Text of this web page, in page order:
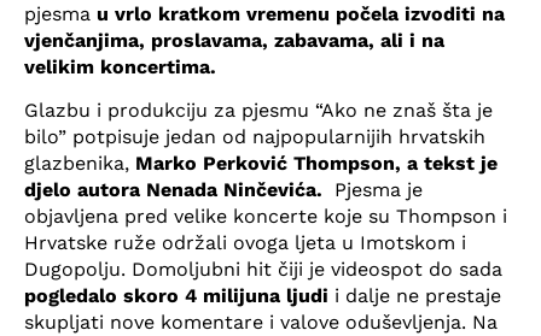
pjesma u vrlo kratkom vremenu počela izvoditi na
vjenčanjima, proslavama, zabavama, ali i na
velikim koncertima.
Glazbu i produkciju za pjesmu “Ako ne znaš šta je
bilo” potpisuje jedan od najpopularnijih hrvatskih
glazbenika, Marko Perković Thompson, a tekst je
djelo autora Nenada Ninčevića. Pjesma je
objavljena pred velike koncerte koje su Thompson i
Hrvatske ruže održali ovoga ljeta u Imotskom i
Dugopolju. Domoljubni hit čiji je videospot do sada
pogledalo skoro 4 milijuna ljudi i dalje ne prestaje
skupljati nove komentare i valove oduševljenja. Na